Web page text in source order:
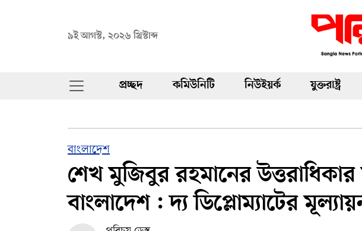
৯ই আগস্ট, ২০২৬ খ্রিস্টাব্দ
প্রচ্ছদ কমিউনিটি নিউইয়র্ক যুক্তরাষ্ট্র
বাংলাদেশ
শেখ মুজিবুর রহমানের উত্তরাধিকার
বাংলাদেশ : দ্য ডিপ্লোম্যাটের